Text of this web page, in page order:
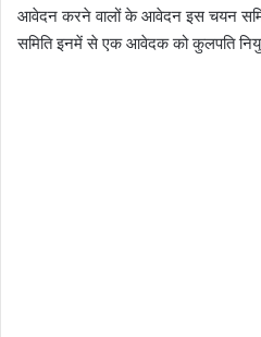
आवेदन करने वालों के आवेदन इस चयन
समिति इनमें से एक आवेदक को कुलपति